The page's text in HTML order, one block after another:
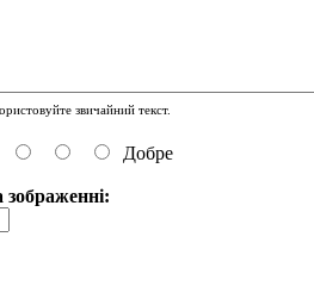
звичайний текст.
Добре
зображенні: